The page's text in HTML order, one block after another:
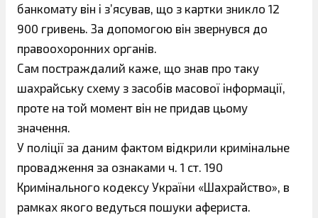
банкомату він і з’ясував, що з картки зникло 12
900 гривень. За допомогою він звернувся до
правоохоронних органів.
Сам постраждалий каже, що знав про таку
шахрайську схему з засобів масової інформації,
проте на той момент він не придав цьому
значення.
У поліції за даним фактом відкрили кримінальне
провадження за ознаками ч. 1 ст. 190
Кримінального кодексу України «Шахрайство», в
рамках якого ведуться пошуки афериста.